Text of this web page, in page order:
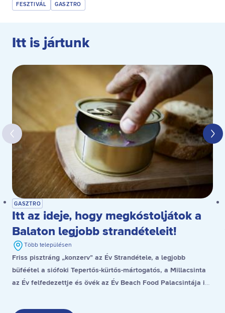
FESZTIVÁL GASZTRO
Itt is jártunk
GASZTRO
Itt az ideje, hogy megkóstoljátok a
Balaton legjobb strandételeit!
Több településen
Friss pisztráng „konzerv” az Év Strandétele, a legjobb
büféétel a siófoki Tepertős-kürtős-mártogatós, a Millacsinta
az Év felfedezettje és övék az Év Beach Food Palacsintája is,